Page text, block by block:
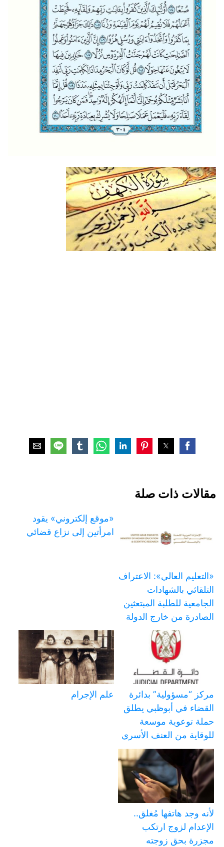
مقالات ذات صلة
«التعليم العالي»: الاعتراف
التلقائي بالشهادات
الجامعية للطلبة المبتعثين
الصادرة من خارج الدولة
«موقع إلكتروني» يقود
امرأتين إلى نزاع قضائي
مركز “مسؤولية” بدائرة
القضاء في أبوظبي يطلق
حملة توعوية موسعة
للوقاية من العنف الأسري
علم الإجرام
لأنه وجد هاتفها مُغلق..
الإعدام لزوج ارتكب
مجزرة بحق زوجته